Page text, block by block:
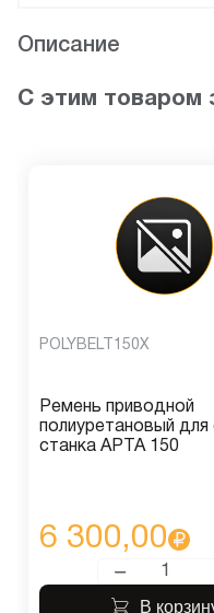
Описание
С этим товаром
POLYBELT150X
Ремень приводной
полиуретановый для
станка АРТА 150
6 300,00
В